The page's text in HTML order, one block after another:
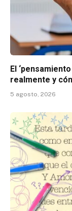
El
realmente y
5 agosto, 2026